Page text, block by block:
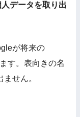
データを取り出
が将来の
す。表向きの名
せん。